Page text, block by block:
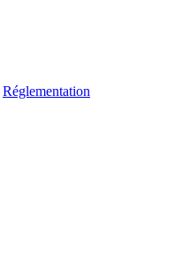
Réglementation